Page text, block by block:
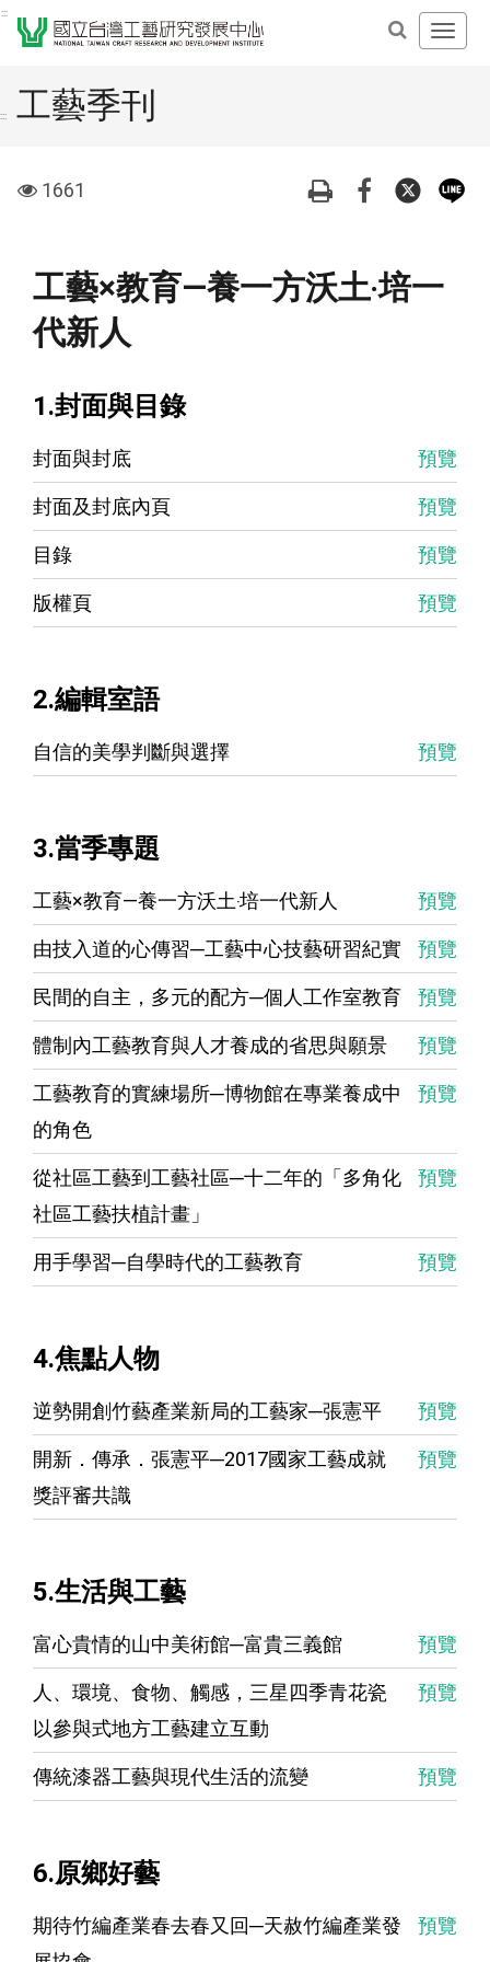
跳
內
:::
開
單
::: 工藝季刊
visit
1661
工藝×教育—養一方沃土‧培一
代新人
1.封面與目錄
封面與封底 預覽
封面及封底內頁 預覽
目錄 預覽
版權頁 預覽
2.編輯室語
自信的美學判斷與選擇 預覽
3.當季專題
工藝×教育—養一方沃土‧培一代新人 預覽
由技入道的心傳習─工藝中心技藝研習紀實 預覽
民間的自主，多元的配方─個人工作室教育 預覽
體制內工藝教育與人才養成的省思與願景 預覽
工藝教育的實練場所─博物館在專業養成中
的角色
預覽
從社區工藝到工藝社區─十二年的「多角化
社區工藝扶植計畫」
預覽
用手學習─自學時代的工藝教育 預覽
4.焦點人物
逆勢開創竹藝產業新局的工藝家─張憲平 預覽
開新．傳承．張憲平─2017國家工藝成就
獎評審共識
預覽
5.生活與工藝
富心貴情的山中美術館─富貴三義館 預覽
人、環境、食物、觸感，三星四季青花瓷
以參與式地方工藝建立互動
預覽
傳統漆器工藝與現代生活的流變 預覽
6.原鄉好藝
期待竹編產業春去春又回─天赦竹編產業發
預覽